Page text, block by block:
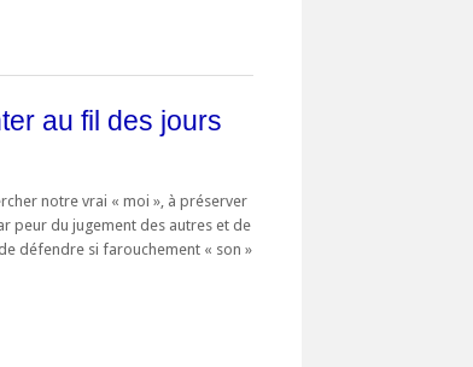
au fil des jours
notre vrai « moi », à préserver
peur du jugement des autres et de
défendre si farouchement « son »